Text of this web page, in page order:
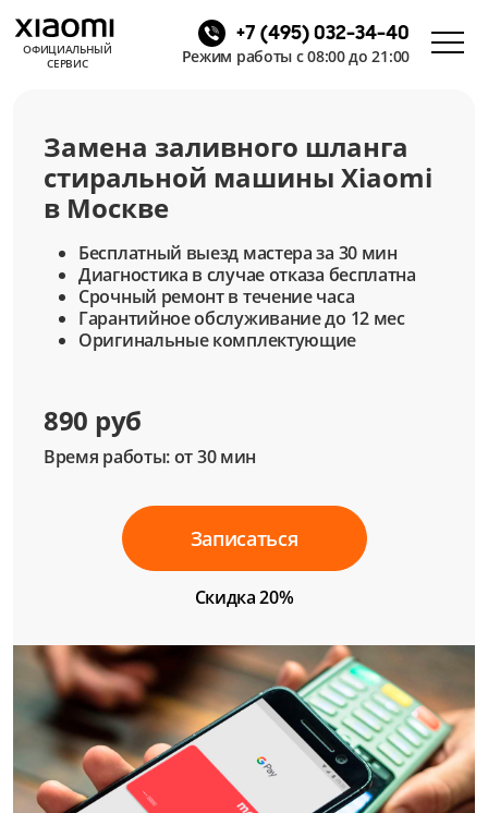
ОФИЦИАЛЬНЫЙ
СЕРВИС
+7 (495) 032-34-40
Режим работы с 08:00 до 21:00
Замена заливного шланга
стиральной машины Xiaomi
в Москве
Бесплатный выезд мастера за 30 мин
Диагностика в случае отказа бесплатна
Срочный ремонт в течение часа
Гарантийное обслуживание до 12 мес
Оригинальные комплектующие
890 руб
Время работы: от 30 мин
Записаться
Скидка 20%